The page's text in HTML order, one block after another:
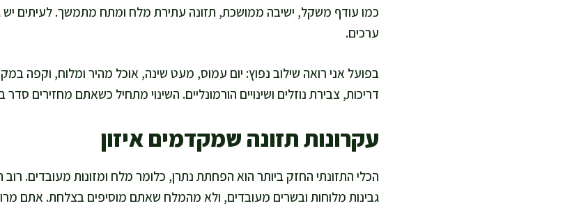
כמו עודף משקל, ישיבה ממושכת, תזונה עתירת מלח ומתח מתמשך. לעיתים יש
ערכים.
בפועל אני רואה שילוב נפוץ: יום עמוס, מעט שינה, אוכל מהיר ומלוח, וקפה
דריכות, צבירת נוזלים ושינויים הורמונליים. השינוי מתחיל כשאתם מחזירים סדר
עקרונות תזונה שמקדמים איזון
הכלי התזונתי החזק ביותר הוא הפחתת נתרן, כלומר מלח ומזונות מעובדים.
גבינות מלוחות ובשרים מעובדים, ולא מהמלח שאתם מוסיפים בצלחת. אתם